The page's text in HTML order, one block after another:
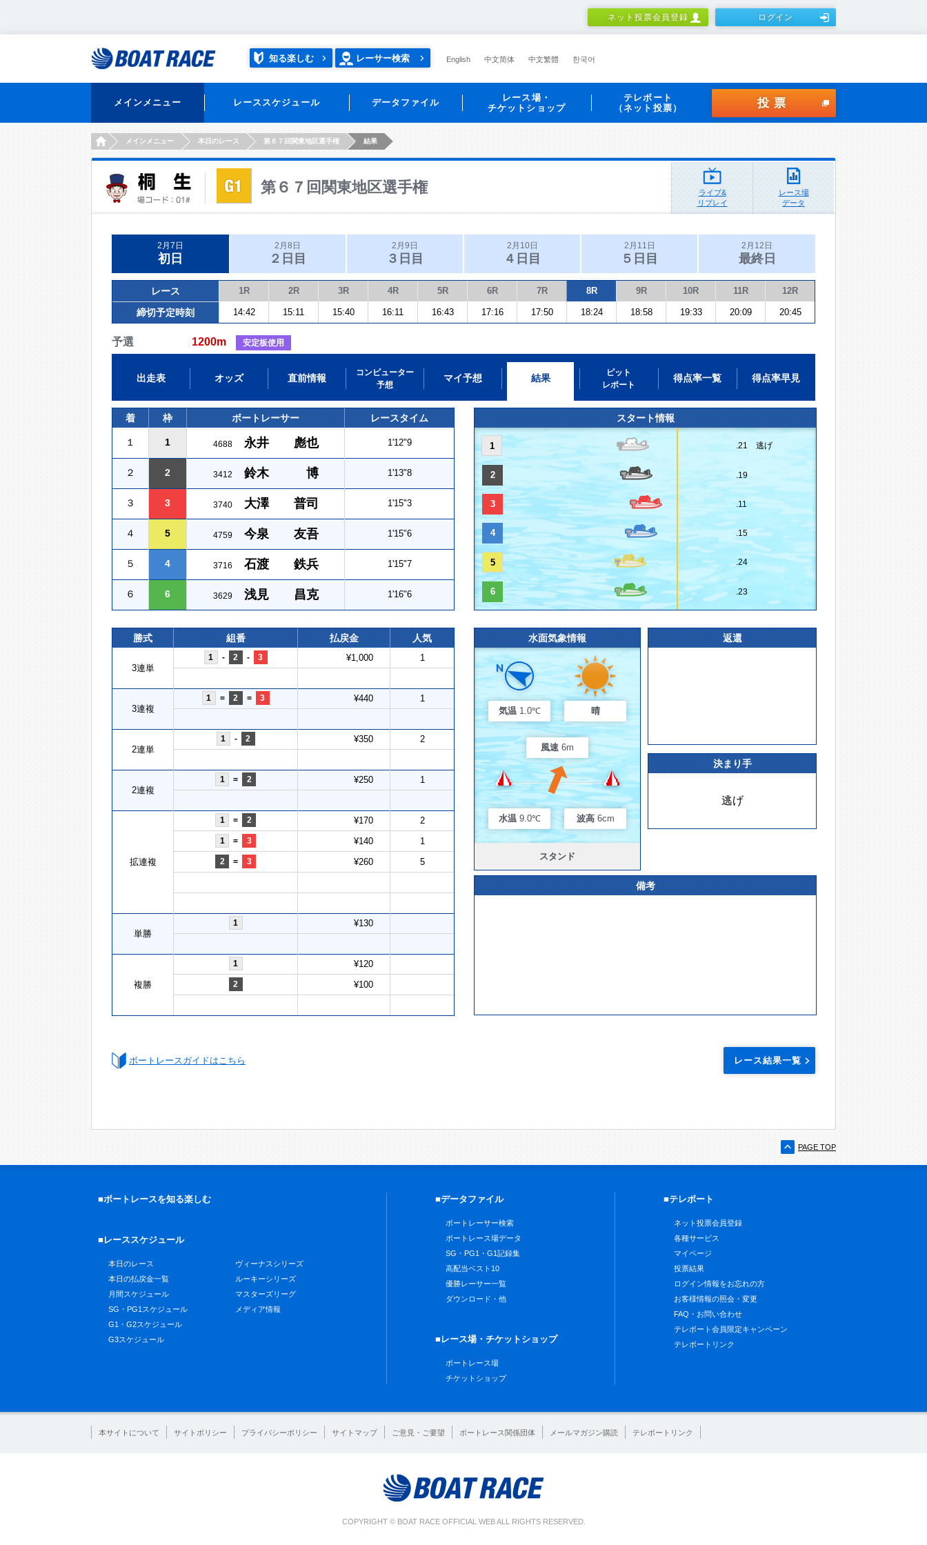
ネット投票会員登録 ログイン
知る楽しむ レーサー検索 English 中文简体 中文繁體 한국어
メインメニュー レーススケジュール データファイル
レース場・
チケットショップ
テレボート
（ネット投票）
投票
HOMEメインメニュー 本日のレース 第６７回関東地区選手権 結果
第６７回関東地区選手権
ライブ&
リプレイ
レース場
データ
2月7日
初日
2月8日
２日目
2月9日
３日目
2月10日
４日目
2月11日
５日目
2月12日
最終日
レース 1R 2R 3R 4R 5R 6R 7R 8R 9R 10R 11R 12R
締切予定時刻 14:42 15:11 15:40 16:11 16:43 17:16 17:50 18:24 18:58 19:33 20:09 20:45
予選 1200m 安定板使用
出走表 オッズ 直前情報
コンピューター
予想
マイ予想 結果
ピット
レポート
得点率一覧 得点率早見
着 枠 ボートレーサー レースタイム
１ 1 4688 永井 彪也 1'12"9
２ 2 3412 鈴木 博 1'13"8
３ 3 3740 大澤 普司 1'15"3
４ 5 4759 今泉 友吾 1'15"6
５ 4 3716 石渡 鉄兵 1'15"7
６ 6 3629 浅見 昌克 1'16"6
スタート情報
1 .21 逃げ
2 .19
3 .11
4 .15
5 .24
6 .23
勝式 組番 払戻金 人気
3連単
1 - 2 - 3 ¥1,000 1
3連複
1 = 2 = 3 ¥440 1
2連単
1 - 2 ¥350 2
2連複
1 = 2 ¥250 1
拡連複
1 = 2 ¥170 2
1 = 3 ¥140 1
2 = 3 ¥260 5
単勝
1 ¥130
複勝
1 ¥120
2 ¥100
水面気象情報
気温 1.0℃ 晴
風速 6m
水温 9.0℃ 波高 6cm
スタンド
返還
決まり手
逃げ
備考
ボートレースガイドはこちら レース結果一覧
PAGE TOP
■ボートレースを知る楽しむ
■レーススケジュール
本日のレース
本日の払戻金一覧
月間スケジュール
SG・PG1スケジュール
G1・G2スケジュール
G3スケジュール
ヴィーナスシリーズ
ルーキーシリーズ
マスターズリーグ
メディア情報
■データファイル
ボートレーサー検索
ボートレース場データ
SG・PG1・G1記録集
高配当ベスト10
優勝レーサー一覧
ダウンロード・他
■レース場・チケットショップ
ボートレース場
チケットショップ
■テレボート
ネット投票会員登録
各種サービス
マイページ
投票結果
ログイン情報をお忘れの方
お客様情報の照会・変更
FAQ・お問い合わせ
テレボート会員限定キャンペーン
テレボートリンク
本サイトについて サイトポリシー プライバシーポリシー サイトマップ ご意見・ご要望 ボートレース関係団体 メールマガジン購読 テレボートリンク
COPYRIGHT © BOAT RACE OFFICIAL WEB ALL RIGHTS RESERVED.